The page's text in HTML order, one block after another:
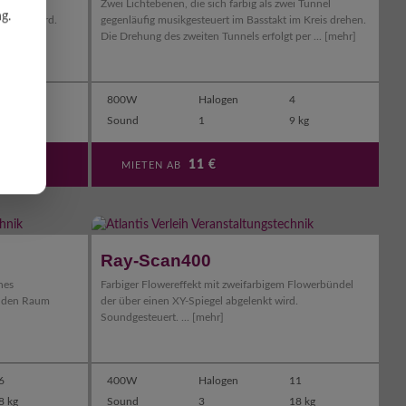
wird.
Zwei Lichtebenen, die sich farbig als zwei Tunnel
gegenläufig musikgesteuert im Basstakt im Kreis drehen.
Die Drehung des zweiten Tunnels erfolgt per ...
[mehr]
800W Halogen
4
Sound
1 9 kg
MIETEN AB 11 €
Raum
kg
Ray-Scan400
Farbiger Flowereffekt mit zweifarbigem Flowerbündel
der über einen XY-Spiegel abgelenkt wird.
Soundgesteuert. ...
[mehr]
400W Halogen
11
Sound
3 18 kg